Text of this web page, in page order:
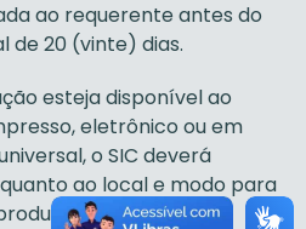
ao requerente antes do
de 20 (vinte) dias.
esteja disponível ao
eletrônico ou em
o SIC deverá
ao local e modo para
a informação.